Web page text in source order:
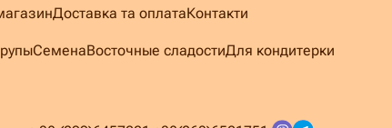
Доставка та оплатаКонтакти
СеменаВосточные сладостиДля кондитерки